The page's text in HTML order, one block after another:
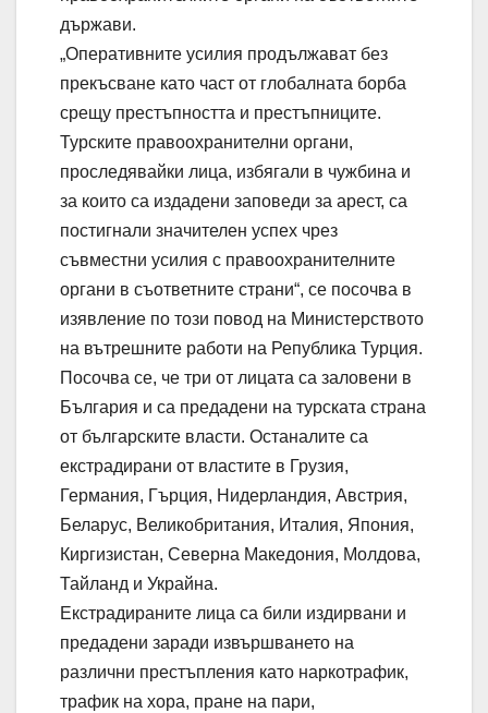
държави.
„Оперативните усилия продължават без
прекъсване като част от глобалната борба
срещу престъпността и престъпниците.
Турските правоохранителни органи,
проследявайки лица, избягали в чужбина и
за които са издадени заповеди за арест, са
постигнали значителен успех чрез
съвместни усилия с правоохранителните
органи в съответните страни“, се посочва в
изявление по този повод на Министерството
на вътрешните работи на Република Турция.
Посочва се, че три от лицата са заловени в
България и са предадени на турската страна
от българските власти. Останалите са
екстрадирани от властите в Грузия,
Германия, Гърция, Нидерландия, Австрия,
Беларус, Великобритания, Италия, Япония,
Киргизистан, Северна Македония, Молдова,
Тайланд и Украйна.
Екстрадираните лица са били издирвани и
предадени заради извършването на
различни престъпления като наркотрафик,
трафик на хора, пране на пари,